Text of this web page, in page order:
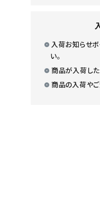
入荷お知らせボ
い。
商品が入荷した
商品の入荷や